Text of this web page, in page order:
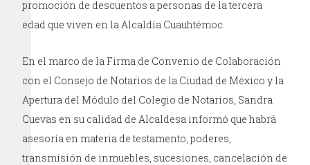
promoción de descuentos a personas de la tercera
edad que viven en la Alcaldía Cuauhtémoc.
En el marco de la Firma de Convenio de Colaboración
con el Consejo de Notarios de la Ciudad de México y la
Apertura del Módulo del Colegio de Notarios, Sandra
Cuevas en su calidad de Alcaldesa informó que habrá
asesoría en materia de testamento, poderes,
transmisión de inmuebles, sucesiones, cancelación de